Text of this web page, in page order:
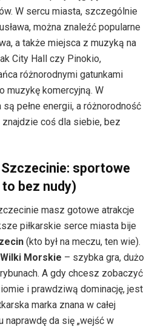
W sercu miasta, szczególnie
można znaleźć popularne
a także miejsca z muzyką na
City Hall czy Pinokio,
różnorodnymi gatunkami
muzykę komercyjną. W
pełne energii, a różnorodność
znajdzie coś dla siebie, bez
sportowe
bez nudy)
masz gotowe atrakcje
piłkarskie serce miasta bije
(kto był na meczu, ten wie).
Wilki Morskie – szybka gra, dużo
A gdy chcesz zobaczyć
i prawdziwą dominację, jest
marka znana w całej
naprawdę da się „wejść w